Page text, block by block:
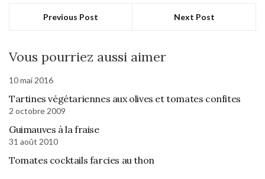
Previous Post Next Post
Vous pourriez aussi aimer
10 mai 2016
Tartines végétariennes aux olives et tomates confites
2 octobre 2009
Guimauves à la fraise
31 août 2010
Tomates cocktails farcies au thon